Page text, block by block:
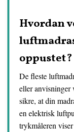
Hvordan
oppustet?
De fleste
eller anvisninger
sikre, at din
en elektrisk
trykmåleren